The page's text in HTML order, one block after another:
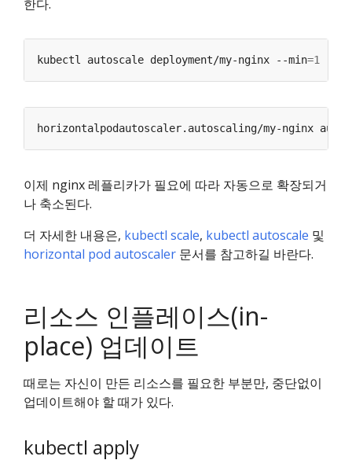
한다.
kubectl autoscale deployment/my-nginx --min=1
이제 nginx 레플리카가 필요에 따라 자동으로 확장되거
나 축소된다.
더 자세한 내용은, kubectl scale, kubectl autoscale 및
horizontal pod autoscaler 문서를 참고하길 바란다.
리소스 인플레이스(in-
place) 업데이트
때로는 자신이 만든 리소스를 필요한 부분만, 중단없이
업데이트해야 할 때가 있다.
kubectl apply